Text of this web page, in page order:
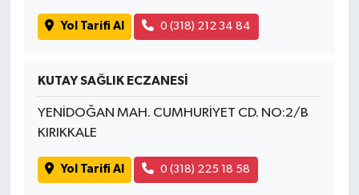
Yol Tarifi Al 0 (318) 212 34 84
KUTAY SAĞLIK ECZANESİ
YENİDOĞAN MAH. CUMHURİYET CD. NO:2/B
KIRIKKALE
Yol Tarifi Al 0 (318) 225 18 58